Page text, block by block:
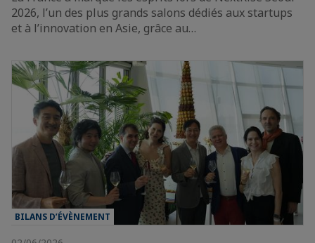
2026, l’un des plus grands salons dédiés aux startups
et à l’innovation en Asie, grâce au…
BILANS D’ÉVÈNEMENT